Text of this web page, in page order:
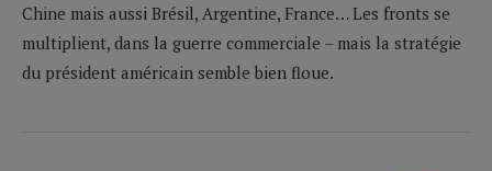
Chine mais aussi Brésil, Argentine, France… Les fronts se
multiplient, dans la guerre commerciale – mais la stratégie
du président américain semble bien floue.